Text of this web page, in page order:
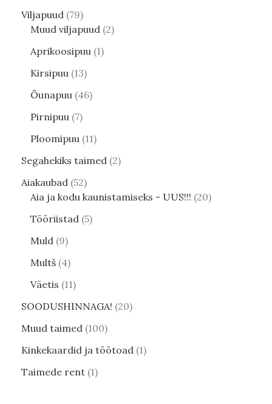
Viljapuud 79
Muud viljapuud 2
Aprikoosipuu 1
Kirsipuu 13
Õunapuu 46
Pirnipuu 7
Ploomipuu 11
Segahekiks taimed 2
Aiakaubad 52
Aia ja kodu kaunistamiseks - UUS!!! 20
Tööriistad 5
Muld 9
Multš 4
Väetis 11
SOODUSHINNAGA! 20
Muud taimed 100
Kinkekaardid ja töötoad 1
Taimede rent 1